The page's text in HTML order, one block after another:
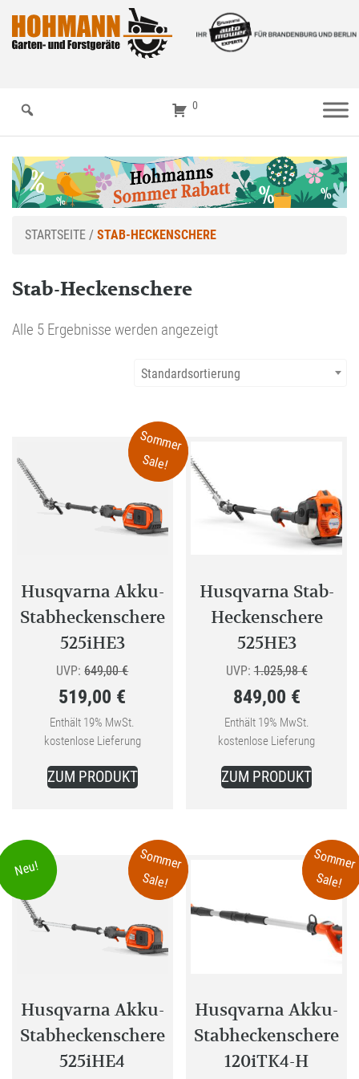
0
STARTSEITE / STAB-HECKENSCHERE
Stab-Heckenschere
Alle 5 Ergebnisse werden angezeigt
Standardsortierung
Sommer
Sale!
Husqvarna Akku-
Stabheckenschere
525iHE3
UVP: 649,00€Ursprünglicher
war:
649,00 €
519,00 €
Aktueller
Preis
ist:
Enthält 19% MwSt.
kostenlose Lieferung
ZUM PRODUKT
Husqvarna Stab-
Heckenschere
525HE3
UVP: 1.025,98€
1.025,98
849,00 €
Aktueller
Preis
ist:
Enthält 19% MwSt.
kostenlose Lieferung
ZUM PRODUKT
Sommer
Sale!
Neu!
Husqvarna Akku-
Stabheckenschere
525iHE4
Sommer
Sale!
Husqvarna Akku-
Stabheckenschere
120iTK4-H